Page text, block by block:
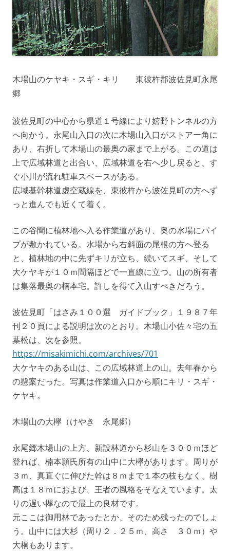
木場山のケヤキ・スギ・キリ 東彼杵郡波佐見町永尾
郷
波佐見町の中心から県道１号線により嬉野トンネルの方
へ向かう。永尾山入口の次に木場山入口がストアー角に
あり、右折して木場山の最奥の家まで上がる。この道は
上で広域林道と出合い、広域林道を右へ少し戻ると、す
ぐ小川が流れ駐車スペースがある。
広域基幹林道虚空蔵線を、東彼杵から波佐見町の方へず
っと進んでも近くて着く。
この谷間に植林地へ入る作業道があり、奥の水場にパイ
プが敷かれている。水場から右斜面の尾根の方へ登る
と、植林地の中に先ずキリが立ち、続いてスギ、そして
大ケヤキが１０ｍ間隔ほどで一直線に立つ。山の所有者
は集落最奥の楠本宅。許しを得て入山すべきだろう。
波佐見町「はさみ１００選 ガイドブック」１９８７年
刊２０頁による説明は次のとおり。木場山小佐々宅の五
葉松は、次を参照。
https://misakimichi.com/archives/701
大ケヤキのある山は、この広域林道上の山。去年春から
の懸案だった。写真は作業道入口から順にキリ・スギ・
ケヤキ。
木場山の大欅（けやき 永尾郷）
永尾郷木場山の上方、新設林道から杉山を３００ｍほど
登れば、楠本頴氏所有の山中に大欅があります。周りが
３ｍ、真直ぐに伸びた幹は８ｍまで１本の枝もなく、樹
高は１８ｍにおよび、王者の風格をそなえています。太
りの遅い欅なので最上の良材です。
元ここは御用林であったとか、そのため残ったのでしょ
う。山中には大杉（周り２．２５ｍ、高さ ３０ｍ）や
大桐もあります。